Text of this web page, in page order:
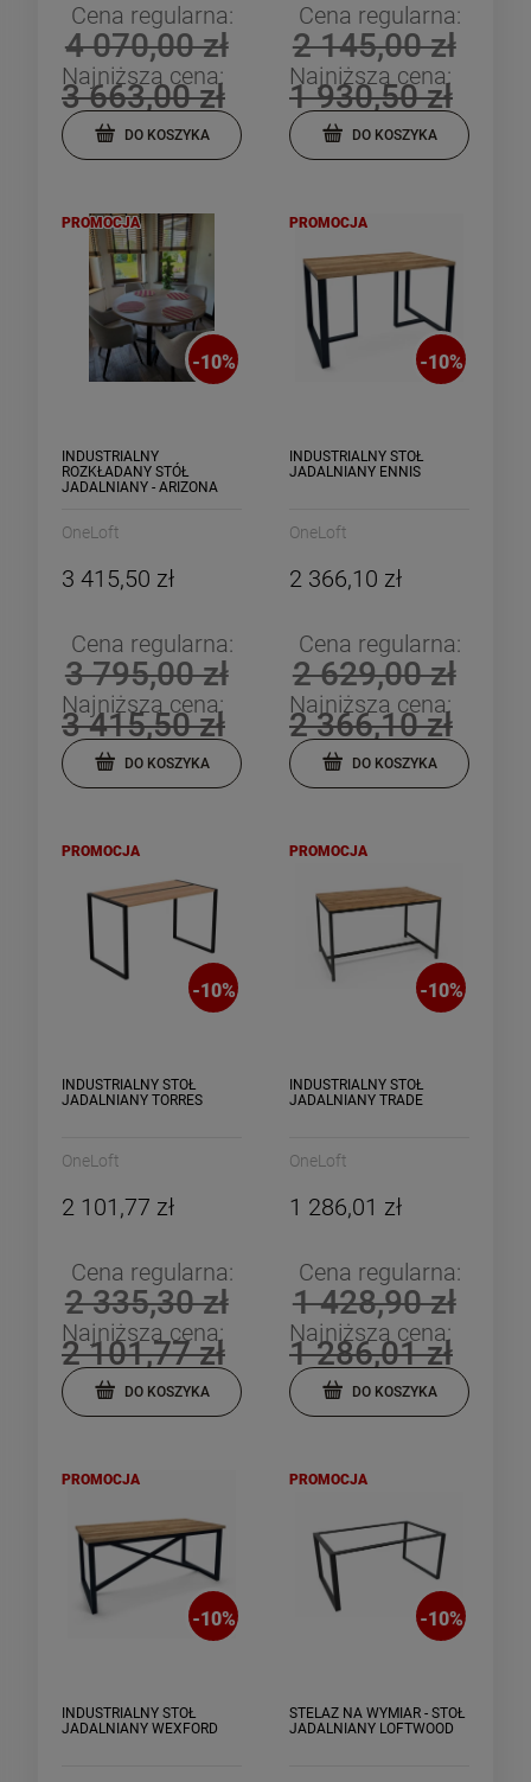
Cena regularna:
4 070,00 zł
Najniższa cena:
3 663,00 zł
DO KOSZYKA
Cena regularna:
2 145,00 zł
Najniższa cena:
1 930,50 zł
DO KOSZYKA
-10%
INDUSTRIALNY
ROZKŁADANY STÓŁ
JADALNIANY - ARIZONA
OneLoft
3 415,50 zł
Cena regularna:
3 795,00 zł
Najniższa cena:
3 415,50 zł
DO KOSZYKA
PROMOCJA
-10%
INDUSTRIALNY STÓŁ
JADALNIANY ENNIS
OneLoft
2 366,10 zł
Cena regularna:
2 629,00 zł
Najniższa cena:
2 366,10 zł
DO KOSZYKA
PROMOCJA
-10%
INDUSTRIALNY STÓŁ
JADALNIANY TORRES
OneLoft
2 101,77 zł
Cena regularna:
2 335,30 zł
Najniższa cena:
2 101,77 zł
DO KOSZYKA
PROMOCJA
-10%
INDUSTRIALNY STÓŁ
JADALNIANY TRADE
OneLoft
1 286,01 zł
Cena regularna:
1 428,90 zł
Najniższa cena:
1 286,01 zł
DO KOSZYKA
PROMOCJA
-10%
INDUSTRIALNY STÓŁ
JADALNIANY WEXFORD
PROMOCJA
-10%
STELAŻ NA WYMIAR - STÓŁ
JADALNIANY LOFTWOOD
PROMOCJA